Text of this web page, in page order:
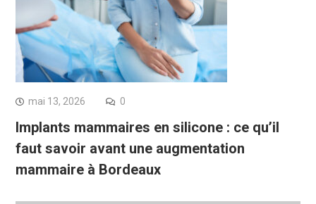
mai 13, 2026 0
Implants mammaires en silicone : ce qu’il
faut savoir avant une augmentation
mammaire à Bordeaux